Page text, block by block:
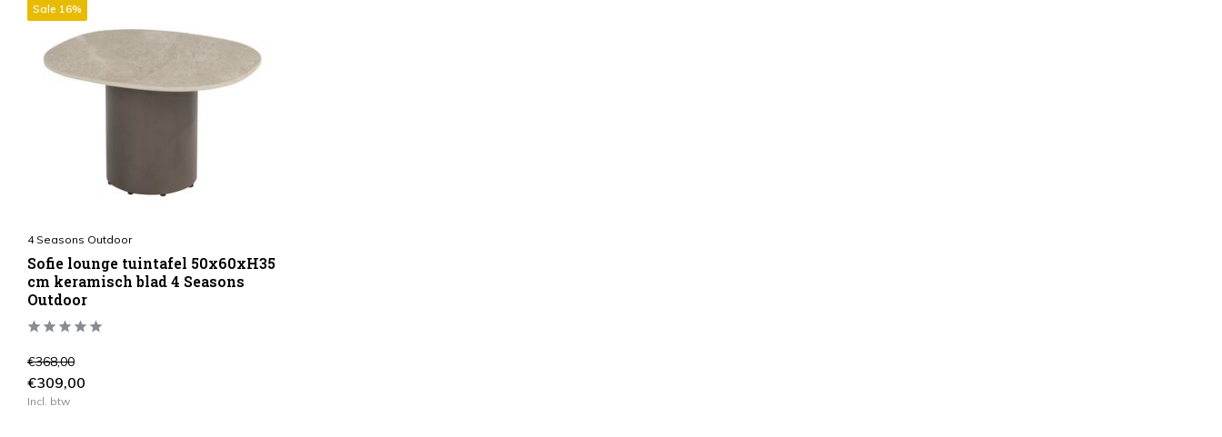
Sale 16%
4 Seasons Outdoor
Sofie lounge tuintafel 50x60xH35
cm keramisch blad 4 Seasons
Outdoor
€368,00
€309,00
Incl. btw